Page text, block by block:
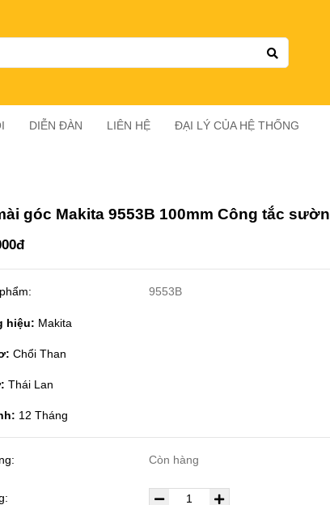
DIỄN ĐÀN LIÊN HỆ ĐẠI LÝ CỦA HỆ THỐNG
góc Makita 9553B 100mm Công tắc sườn
9553B
hiệu: Makita
Chổi Than
Thái Lan
12 Tháng
Còn hàng